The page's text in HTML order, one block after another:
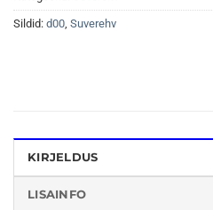
Sildid: d00, Suverehv
KIRJELDUS
LISAINFO